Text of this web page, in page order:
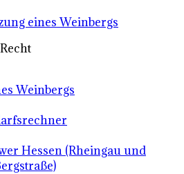
eines Weinbergs
Weinbergs
Hessen (Rheingau und